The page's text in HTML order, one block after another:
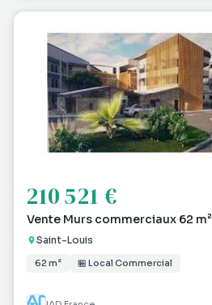
210 521 €
Vente Murs commerciaux 62 m²
Saint-Louis
62 m² 🏪 Local Commercial